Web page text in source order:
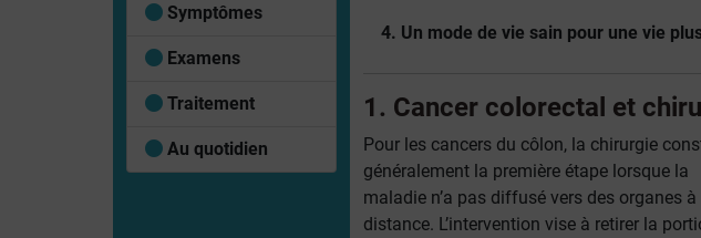
Symptômes
Examens
Traitement
Au quotidien
4. Un mode de vie sain pour une vie
1. Cancer colorectal et
Pour les cancers du côlon, la chirurgie
généralement la première étape lorsque la
maladie n’a pas diffusé vers des organes à
distance. L’intervention vise à retirer la